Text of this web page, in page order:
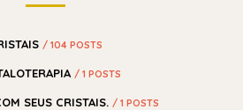
/ 104 POSTS
/ 1 POSTS
SEUS CRISTAIS. / 1 POSTS